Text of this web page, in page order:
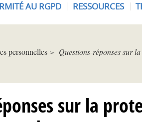
AU RGPD RESSOURCES
personnelles Questions-réponses sur
sur la